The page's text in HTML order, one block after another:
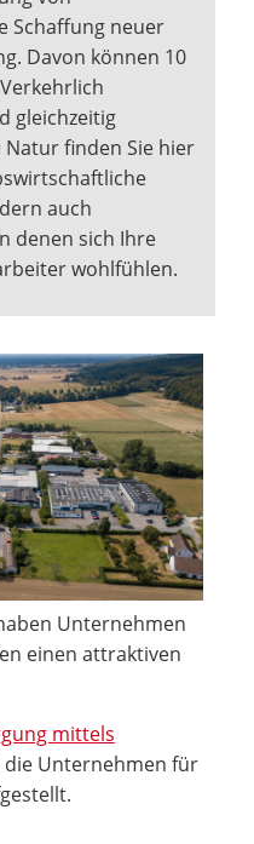
Schaffung neuer
Davon können 10
gleichzeitig
finden Sie hier
auch
denen sich Ihre
wohlfühlen.
Unternehmen
einen attraktiven
mittels
die Unternehmen für